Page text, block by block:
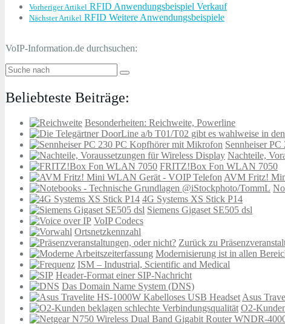
Vorheriger Artikel RFID Anwendungsbeispiel Verkauf
Nächster Artikel RFID Weitere Anwendungsbeispiele
VoIP-Information.de durchsuchen:
Beliebteste Beiträge:
Besonderheiten: Reichweite, Powerline
Sennheiser
Nachteile,
FRITZ!Box Fon WLAN 7050
AVM Fritz!
4G Systems XS Stick P14
Siemens Gigaset SE505 dsl
VoIP Codecs
Ortsnetzkennzahl
Zurück zu
Modernisierung ist in allen
ISM – Industrial, Scientific and Medical
Header-Format einer SIP-Nachricht
Das Domain Name System (DNS)
Asus
O2-